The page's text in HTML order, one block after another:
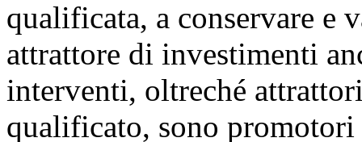
qualificata, a conservare e
attrattore di investimenti
interventi, oltreché
qualificato, sono